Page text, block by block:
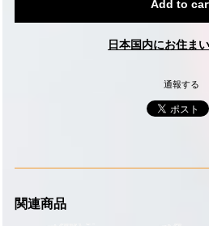
Add to
日本国内にお住ま
通報する
関連商品